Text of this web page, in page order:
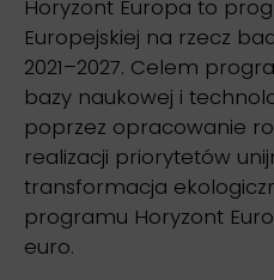
Horyzont Europa to
Europejskiej na rzecz
2021–2027. Celem
bazy naukowej i
poprzez opracowanie
realizacji priorytetów
transformacja
programu Horyzont
euro.